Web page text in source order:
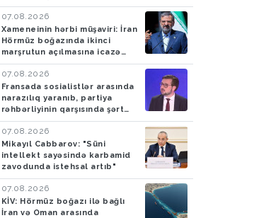
FOTO
07.08.2026
Xameneinin hərbi müşaviri: İran
Hörmüz boğazında ikinci
marşrutun açılmasına icazə
verməyəcək
07.08.2026
Fransada sosialistlər arasında
narazılıq yaranıb, partiya
rəhbərliyinin qarşısında şərt
qoyulub
07.08.2026
Mikayıl Cabbarov: "Süni
intellekt sayəsində karbamid
zavodunda istehsal artıb"
07.08.2026
KİV: Hörmüz boğazı ilə bağlı
İran və Oman arasında